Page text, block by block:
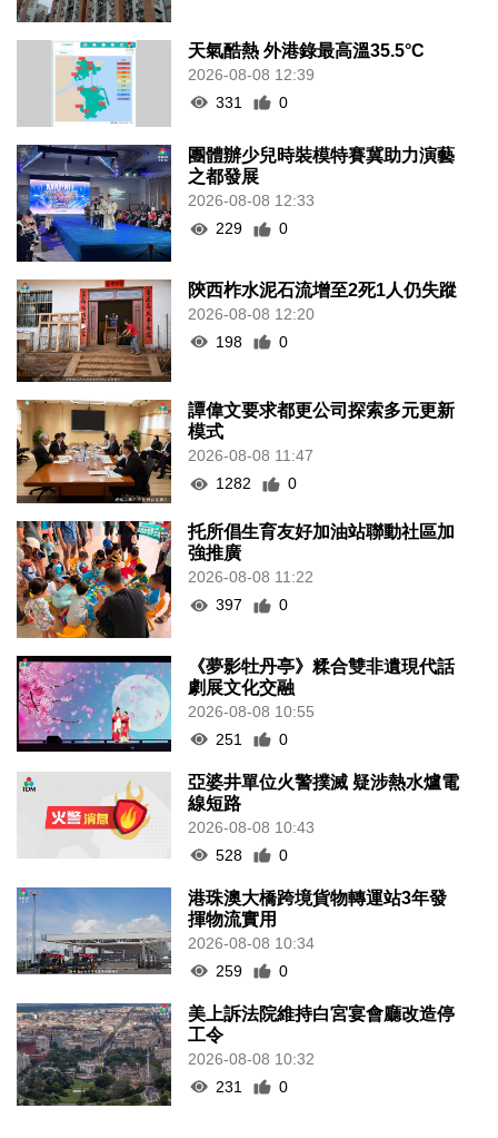
天氣酷熱 外港錄最高溫35.5°C
2026-08-08 12:39
331
0
團體辦少兒時裝模特賽冀助力演藝
之都發展
2026-08-08 12:33
229
0
陝西柞水泥石流增至2死1人仍失蹤
2026-08-08 12:20
198
0
譚偉文要求都更公司探索多元更新
模式
2026-08-08 11:47
1282
0
托所倡生育友好加油站聯動社區加
強推廣
2026-08-08 11:22
397
0
《夢影牡丹亭》糅合雙非遺現代話
劇展文化交融
2026-08-08 10:55
251
0
亞婆井單位火警撲滅 疑涉熱水爐電
線短路
2026-08-08 10:43
528
0
港珠澳大橋跨境貨物轉運站3年發
揮物流實用
2026-08-08 10:34
259
0
美上訴法院維持白宮宴會廳改造停
工令
2026-08-08 10:32
231
0